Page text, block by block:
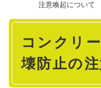
注意喚起について
本
コンクリ
壊防止の